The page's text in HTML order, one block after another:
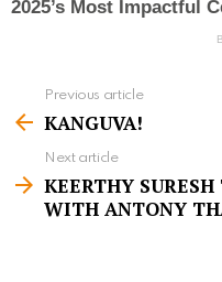
e
Previous article
KANGUVA!
Next article
KEERTHY
WITH ANTONY